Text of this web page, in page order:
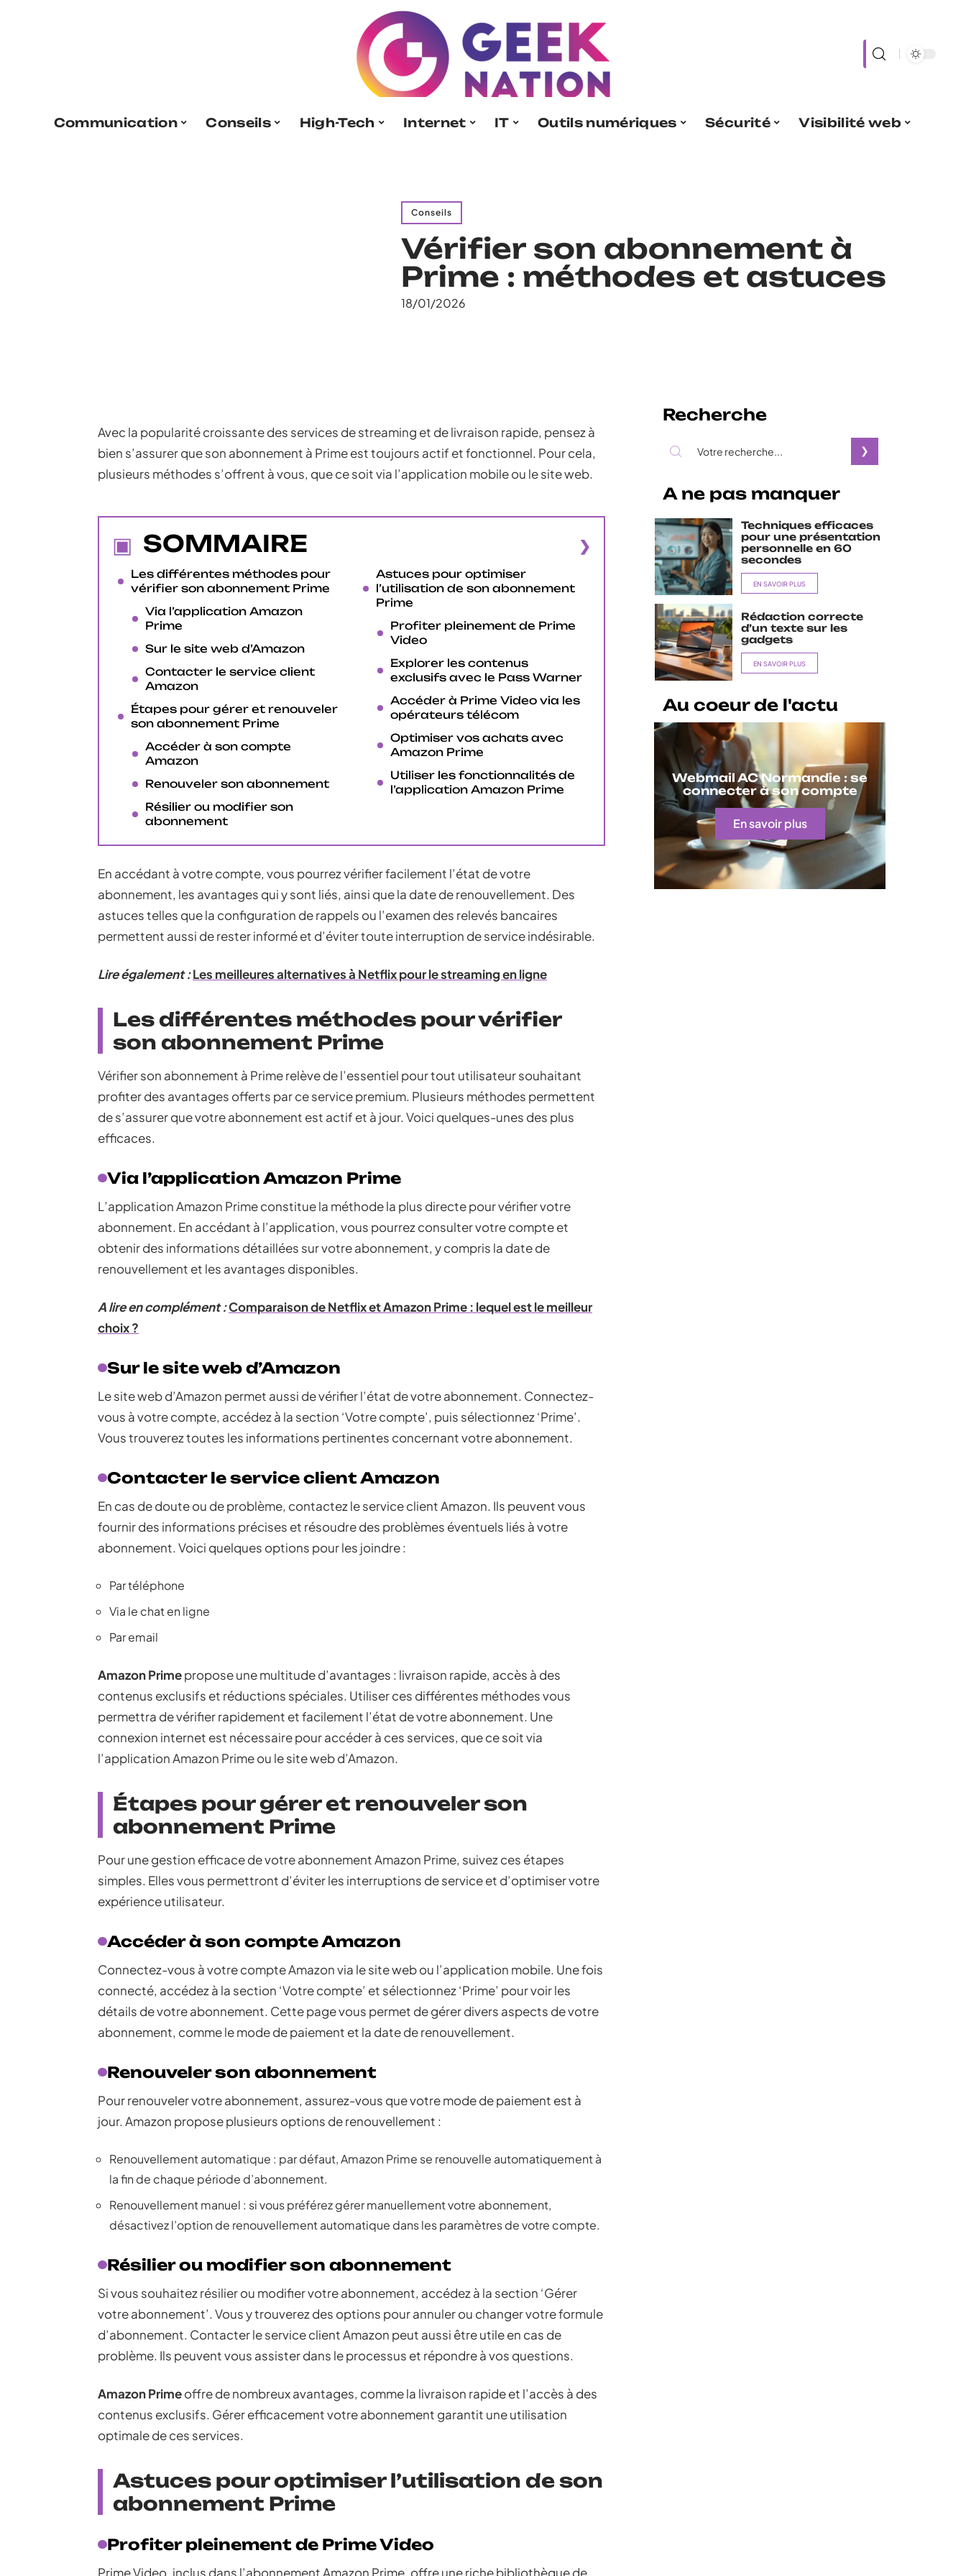
Communication Conseils High-Tech Internet IT Outils numériques Sécurité Visibilité web
Conseils
Vérifier son abonnement à
Prime : méthodes et astuces
18/01/2026
Avec la popularité croissante des services de streaming et de livraison rapide, pensez à
bien s’assurer que son abonnement à Prime est toujours actif et fonctionnel. Pour cela,
plusieurs méthodes s’offrent à vous, que ce soit via l’application mobile ou le site web.
SOMMAIRE
Les différentes méthodes pour
vérifier son abonnement Prime
Via l’application Amazon
Prime
Sur le site web d’Amazon
Contacter le service client
Amazon
Étapes pour gérer et renouveler
son abonnement Prime
Accéder à son compte
Amazon
Renouveler son abonnement
Résilier ou modifier son
abonnement
Astuces pour optimiser
l’utilisation de son abonnement
Prime
Profiter pleinement de Prime
Video
Explorer les contenus
exclusifs avec le Pass Warner
Accéder à Prime Video via les
opérateurs télécom
Optimiser vos achats avec
Amazon Prime
Utiliser les fonctionnalités de
l’application Amazon Prime
En accédant à votre compte, vous pourrez vérifier facilement l’état de votre
abonnement, les avantages qui y sont liés, ainsi que la date de renouvellement. Des
astuces telles que la configuration de rappels ou l’examen des relevés bancaires
permettent aussi de rester informé et d’éviter toute interruption de service indésirable.
Lire également :Les meilleures alternatives à Netflix pour le streaming en ligne
Les différentes méthodes pour vérifier
son abonnement Prime
Vérifier son abonnement à Prime relève de l’essentiel pour tout utilisateur souhaitant
profiter des avantages offerts par ce service premium. Plusieurs méthodes permettent
de s’assurer que votre abonnement est actif et à jour. Voici quelques-unes des plus
efficaces.
Via l’application Amazon Prime
L’application Amazon Prime constitue la méthode la plus directe pour vérifier votre
abonnement. En accédant à l’application, vous pourrez consulter votre compte et
obtenir des informations détaillées sur votre abonnement, y compris la date de
renouvellement et les avantages disponibles.
A lire en complément :Comparaison de Netflix et Amazon Prime : lequel est le meilleur
choix ?
Sur le site web d’Amazon
Le site web d’Amazon permet aussi de vérifier l’état de votre abonnement. Connectez-
vous à votre compte, accédez à la section ‘Votre compte’, puis sélectionnez ‘Prime’.
Vous trouverez toutes les informations pertinentes concernant votre abonnement.
Contacter le service client Amazon
En cas de doute ou de problème, contactez le service client Amazon. Ils peuvent vous
fournir des informations précises et résoudre des problèmes éventuels liés à votre
abonnement. Voici quelques options pour les joindre :
Par téléphone
Via le chat en ligne
Par email
Amazon Primepropose une multitude d’avantages : livraison rapide, accès à des
contenus exclusifs et réductions spéciales. Utiliser ces différentes méthodes vous
permettra de vérifier rapidement et facilement l’état de votre abonnement. Une
connexion internet est nécessaire pour accéder à ces services, que ce soit via
l’application Amazon Prime ou le site web d’Amazon.
Étapes pour gérer et renouveler son
abonnement Prime
Pour une gestion efficace de votre abonnement Amazon Prime, suivez ces étapes
simples. Elles vous permettront d’éviter les interruptions de service et d’optimiser votre
expérience utilisateur.
Accéder à son compte Amazon
Connectez-vous à votre compte Amazon via le site web ou l’application mobile. Une fois
connecté, accédez à la section ‘Votre compte’ et sélectionnez ‘Prime’ pour voir les
détails de votre abonnement. Cette page vous permet de gérer divers aspects de votre
abonnement, comme le mode de paiement et la date de renouvellement.
Renouveler son abonnement
Pour renouveler votre abonnement, assurez-vous que votre mode de paiement est à
jour. Amazon propose plusieurs options de renouvellement :
Renouvellement automatique : par défaut, Amazon Prime se renouvelle automatiquement à
la fin de chaque période d’abonnement.
Renouvellement manuel : si vous préférez gérer manuellement votre abonnement,
désactivez l’option de renouvellement automatique dans les paramètres de votre compte.
Résilier ou modifier son abonnement
Si vous souhaitez résilier ou modifier votre abonnement, accédez à la section ‘Gérer
votre abonnement’. Vous y trouverez des options pour annuler ou changer votre formule
d’abonnement. Contacter le service client Amazon peut aussi être utile en cas de
problème. Ils peuvent vous assister dans le processus et répondre à vos questions.
Amazon Primeoffre de nombreux avantages, comme la livraison rapide et l’accès à des
contenus exclusifs. Gérer efficacement votre abonnement garantit une utilisation
optimale de ces services.
Astuces pour optimiser l’utilisation de son
abonnement Prime
Profiter pleinement de Prime Video
Prime Video, inclus dans l’abonnement Amazon Prime, offre une riche bibliothèque de
Recherche
A ne pas manquer
Techniques efficaces
pour une présentation
personnelle en 60
secondes
EN SAVOIR PLUS
Rédaction correcte
d’un texte sur les
gadgets
EN SAVOIR PLUS
Au coeur de l'actu
Webmail AC Normandie : se
connecter à son compte
En savoir plus